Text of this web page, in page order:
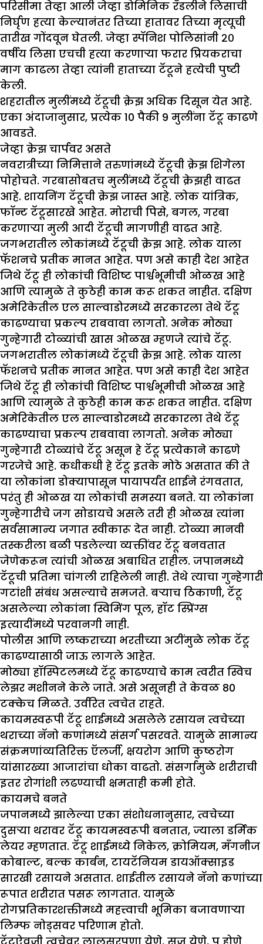
परिसीमा तेव्हा आली जेव्हा डोमिनिक रॅडलीने लिसाची
निर्घृण हत्या केल्यानंतर तिच्या हातावर तिच्या मृत्यूची
तारीख गोंदवून घेतली. जेव्हा स्पॅनिश पोलिसांनी २०
वर्षीय लिसा एचची हत्या करणाऱ्या फरार प्रियकराचा
माग काढला तेव्हा त्यांनी हाताच्या टॅटूने हत्येची पुष्टी
केली.
शहरातील मुलींमध्ये टॅटूची क्रेझ अधिक दिसून येत आहे.
एका अंदाजानुसार, प्रत्येक 10 पैकी 9 मुलींना टॅटू काढणे
आवडते.
जेव्हा क्रेझ चार्पवर असते
नवरात्रीच्या निमित्ताने तरुणांमध्ये टॅटूची क्रेझ शिगेला
पोहोचते. गरबासोबतच मुलींमध्ये टॅटूची क्रेझही वाढत
आहे. शायनिंग टॅटूची क्रेझ जास्त आहे. लोक यांत्रिक,
फॉन्ट टॅटूसारखे आहेत. मोराची पिसे, बगल, गरबा
करणाऱ्या मुली आदी टॅटूची मागणीही वाढत आहे.
जगभरातील लोकांमध्ये टॅटूची क्रेझ आहे. लोक याला
फॅशनचे प्रतीक मानत आहेत. पण असे काही देश आहेत
जिथे टॅटू ही लोकांची विशिष्ट पार्श्वभूमीची ओळख आहे
आणि त्यामुळे ते कुठेही काम करू शकत नाहीत. दक्षिण
अमेरिकेतील एल साल्वाडोरमध्ये सरकारला तेथे टॅटू
काढण्याचा प्रकल्प राबवावा लागतो. अनेक मोठ्या
गुन्हेगारी टोळ्यांची खास ओळख म्हणजे त्यांचे टॅटू.
जगभरातील लोकांमध्ये टॅटूची क्रेझ आहे. लोक याला
फॅशनचे प्रतीक मानत आहेत. पण असे काही देश आहेत
जिथे टॅटू ही लोकांची विशिष्ट पार्श्वभूमीची ओळख आहे
आणि त्यामुळे ते कुठेही काम करू शकत नाहीत. दक्षिण
अमेरिकेतील एल साल्वाडोरमध्ये सरकारला तेथे टॅटू
काढण्याचा प्रकल्प राबवावा लागतो. अनेक मोठ्या
गुन्हेगारी टोळ्यांचे टॅटू असून हे टॅटू प्रत्येकाने काढणे
गरजेचे आहे. कधीकधी हे टॅटू इतके मोठे असतात की ते
या लोकांना डोक्यापासून पायापर्यंत शाईने रंगवतात,
परंतु ही ओळख या लोकांची समस्या बनते. या लोकांना
गुन्हेगारीचे जग सोडायचे असले तरी ही ओळख त्यांना
सर्वसामान्य जगात स्वीकारू देत नाही. टोळ्या मानवी
तस्करीला बळी पडलेल्या व्यक्तींवर टॅटू बनवतात
जेणेकरून त्यांची ओळख अबाधित राहील. जपानमध्ये
टॅटूची प्रतिमा चांगली राहिलेली नाही. तेथे त्याचा गुन्हेगारी
गटांशी संबंध असल्याचे समजते. बर्‍याच ठिकाणी, टॅटू
असलेल्या लोकांना स्विमिंग पूल, हॉट स्प्रिंग्स
इत्यादींमध्ये परवानगी नाही.
पोलीस आणि लष्कराच्या भरतीच्या अटींमुळे लोक टॅटू
काढण्यासाठी जाऊ लागले आहेत.
मोठ्या हॉस्पिटलमध्ये टॅटू काढण्याचे काम त्वरीत स्विच
लेझर मशीनने केले जाते. असे असूनही ते केवळ 80
टक्केच मिळते. उर्वरित त्वचेत राहते.
कायमस्वरूपी टॅटू शाईमध्ये असलेले रसायन त्वचेच्या
थराच्या नॅनो कणांमध्ये संसर्ग पसरवते. यामुळे सामान्य
संक्रमणांव्यतिरिक्त ऍलर्जी, क्षयरोग आणि कुष्ठरोग
यांसारख्या आजारांचा धोका वाढतो. संसर्गामुळे शरीराची
इतर रोगांशी लढण्याची क्षमताही कमी होते.
कायमचे बनते
जपानमध्ये झालेल्या एका संशोधनानुसार, त्वचेच्या
दुसऱ्या थरावर टॅटू कायमस्वरूपी बनतात, ज्याला डर्मिक
लेयर म्हणतात. टॅटू शाईमध्ये निकेल, क्रोमियम, मॅंगनीज
कोबाल्ट, बल्क कार्बन, टायटॅनियम डायऑक्साइड
सारखी रसायने असतात. शाईतील रसायने नॅनो कणांच्या
रूपात शरीरात पसरू लागतात. यामुळे
रोगप्रतिकारशक्तीमध्ये महत्त्वाची भूमिका बजावणाऱ्या
लिम्फ नोड्सवर परिणाम होतो.